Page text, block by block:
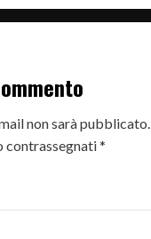
non sarà pubblicato.
contrassegnati*